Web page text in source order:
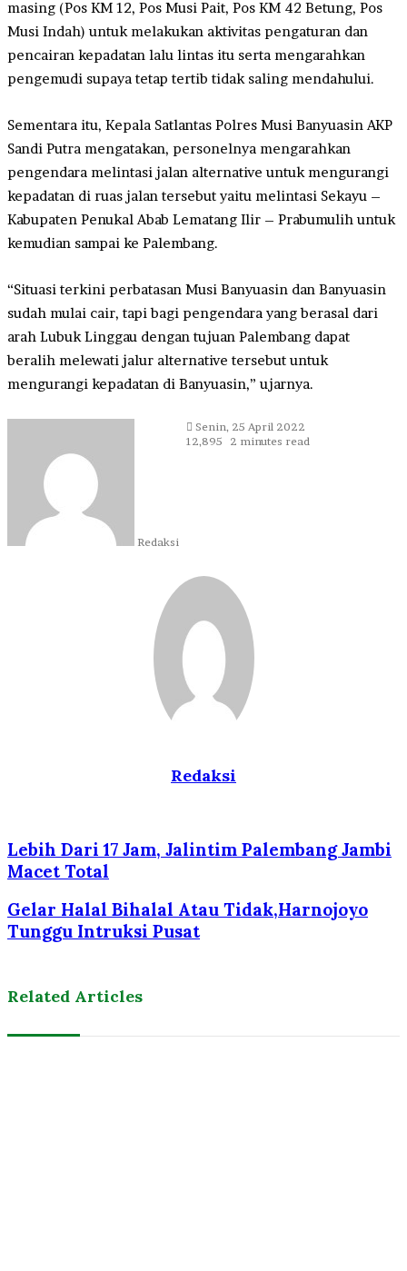
masing (Pos KM 12, Pos Musi Pait, Pos KM 42 Betung, Pos
Musi Indah) untuk melakukan aktivitas pengaturan dan
pencairan kepadatan lalu lintas itu serta mengarahkan
pengemudi supaya tetap tertib tidak saling mendahului.
Sementara itu, Kepala Satlantas Polres Musi Banyuasin AKP
Sandi Putra mengatakan, personelnya mengarahkan
pengendara melintasi jalan alternative untuk mengurangi
kepadatan di ruas jalan tersebut yaitu melintasi Sekayu –
Kabupaten Penukal Abab Lematang Ilir – Prabumulih untuk
kemudian sampai ke Palembang.
“Situasi terkini perbatasan Musi Banyuasin dan Banyuasin
sudah mulai cair, tapi bagi pengendara yang berasal dari
arah Lubuk Linggau dengan tujuan Palembang dapat
beralih melewati jalur alternative tersebut untuk
mengurangi kepadatan di Banyuasin,” ujarnya.
Redaksi
Send
an
email
Senin, 25 April 2022
12,895
2 minutes read
Redaksi
Lebih Dari 17 Jam, Jalintim Palembang Jambi
Macet Total
Gelar Halal Bihalal Atau Tidak,Harnojoyo
Tunggu Intruksi Pusat
Related Articles